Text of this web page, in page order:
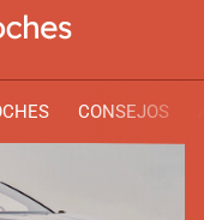
CONSEJOS